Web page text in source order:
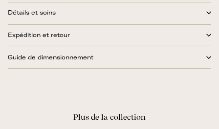
Détails et soins
Expédition et retour
Guide de dimensionnement
Plus de la collection